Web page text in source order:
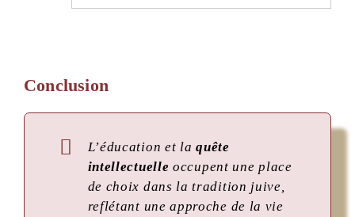
Conclusion
L’éducation et laquête
intellectuelle occupent une place
de choix dans la tradition juive,
reflétant une approche de la vie